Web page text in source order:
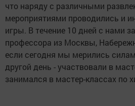
что наряду с различными
мероприятиями проводились и
игры. В течение 10 дней с нами
профессора из Москвы,
если сегодня мы мерились
другой день - участвовали в
занимался в мастер-классах по